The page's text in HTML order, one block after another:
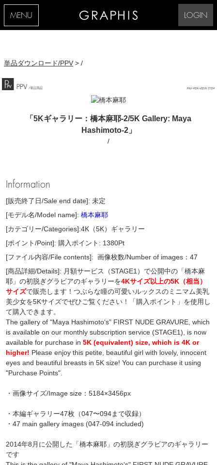
MENU LOGIN
単品ダウンロード/PPV > /
「5Kギャラリー：橋本麻耶-2/5K Gallery: Maya
Hashimoto-2」
/
Information
[販売終了日/Sale end date]: 未定
[モデル名/Model name]:橋本麻耶
[カテゴリー/Categories]:4K（5K）ギャラリー
[ポイント/Point]: 購入ポイント: 1380Pt
[ファイル内容/File contents]: 画像枚数/Number of images：47
[商品詳細/Details]: 月額サービス（STAGE1）で公開中の「橋本麻
耶」の初脱ぎグラビアのギャラリーを4Kサイズ以上の5K（相当）
サイズで販売します！つぶらな瞳の可愛いルックスのミニマム美乳
美少女を5Kサイズでぜひご覧ください！「購入ポイント」を使用し
て購入できます。
The gallery of "Maya Hashimoto's" FIRST NUDE GRAVURE, which
is available on our monthly subscription service (STAGE1), is now
available for purchase in5K (equivalent) size, which is 4K or
higher! Please enjoy this petite, beautiful girl with lovely, innocent
eyes and beautiful breasts in 5K size! You can purchase it using
"Purchase Points".
・画像サイズ/Image size：5184×3456px
・本編ギャラリー47枚（047〜094まで収録）
・47 main gallery images (047-094 included)
2014年8月に公開した「橋本麻耶」の初脱ぎグラビアのギャラリー
です